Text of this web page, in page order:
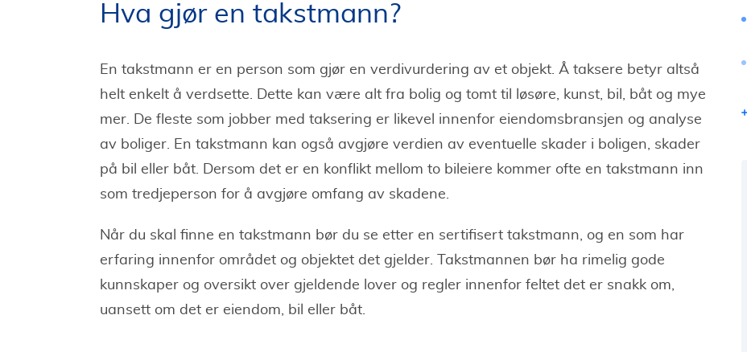
Hva gjør en takstmann?
En takstmann er en person som gjør en verdivurdering av et objekt. Å taksere betyr altså
helt enkelt å verdsette. Dette kan være alt fra bolig og tomt til løsøre, kunst, bil, båt og mye
mer. De fleste som jobber med taksering er likevel innenfor eiendomsbransjen og analyse
av boliger. En takstmann kan også avgjøre verdien av eventuelle skader i boligen, skader
på bil eller båt. Dersom det er en konflikt mellom to bileiere kommer ofte en takstmann inn
som tredjeperson for å avgjøre omfang av skadene.
Når du skal finne en takstmann bør du se etter en sertifisert takstmann, og en som har
erfaring innenfor området og objektet det gjelder. Takstmannen bør ha rimelig gode
kunnskaper og oversikt over gjeldende lover og regler innenfor feltet det er snakk om,
uansett om det er eiendom, bil eller båt.